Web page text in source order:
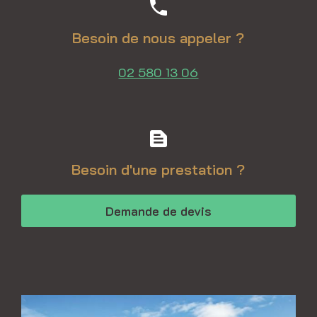
phone
Besoin de nous appeler ?
02 580 13 06
text_snippet
Besoin d'une prestation ?
Demande de devis